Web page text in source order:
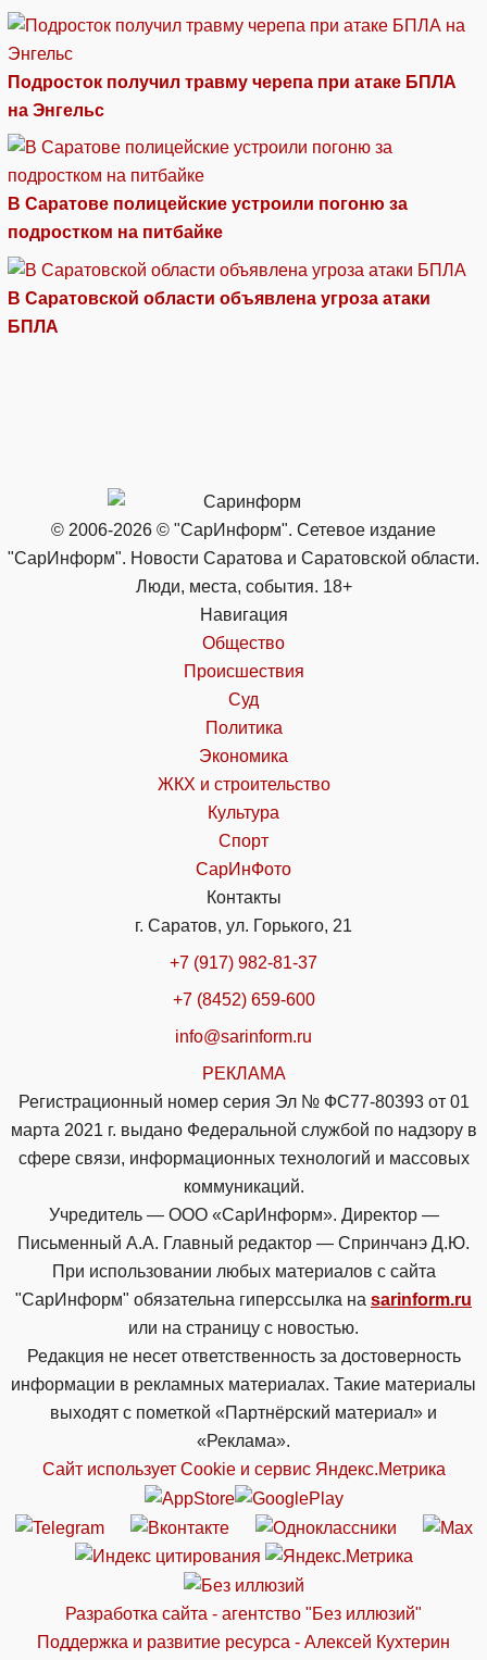
Подросток получил травму черепа при атаке БПЛА
на Энгельс
В Саратове полицейские устроили погоню за
подростком на питбайке
В Саратовской области объявлена угроза атаки
БПЛА
© 2006-2026 © "СарИнформ". Сетевое издание
"СарИнформ". Новости Саратова и Саратовской области.
Люди, места, события. 18+
Навигация
Общество
Происшествия
Суд
Политика
Экономика
ЖКХ и строительство
Культура
Спорт
СарИнФото
Контакты
г. Саратов, ул. Горького, 21
+7 (917) 982-81-37
+7 (8452) 659-600
info@sarinform.ru
РЕКЛАМА
Регистрационный номер серия Эл № ФС77-80393 от 01
марта 2021 г. выдано Федеральной службой по надзору в
сфере связи, информационных технологий и массовых
коммуникаций.
Учредитель — ООО «СарИнформ». Директор —
Письменный А.А. Главный редактор — Спринчанэ Д.Ю.
При использовании любых материалов с сайта
"СарИнформ" обязательна гиперссылка на sarinform.ru
или на страницу с новостью.
Редакция не несет ответственность за достоверность
информации в рекламных материалах. Такие материалы
выходят с пометкой «Партнёрский материал» и
«Реклама».
Сайт использует Cookie и сервиc Яндекс.Метрика
Разработка сайта - агентство "Без иллюзий"
Поддержка и развитие ресурса - Алексей Кухтерин